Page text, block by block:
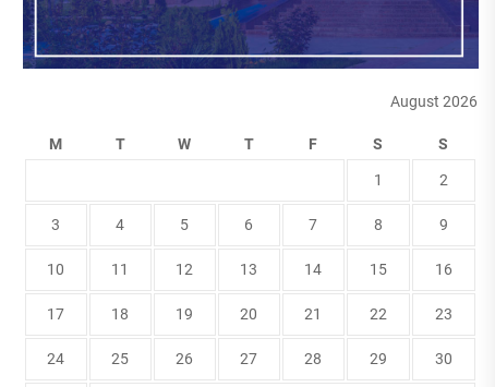
August 2026
M T W T F S S
1 2
3 4 5 6 7 8 9
10 11 12 13 14 15 16
17 18 19 20 21 22 23
24 25 26 27 28 29 30